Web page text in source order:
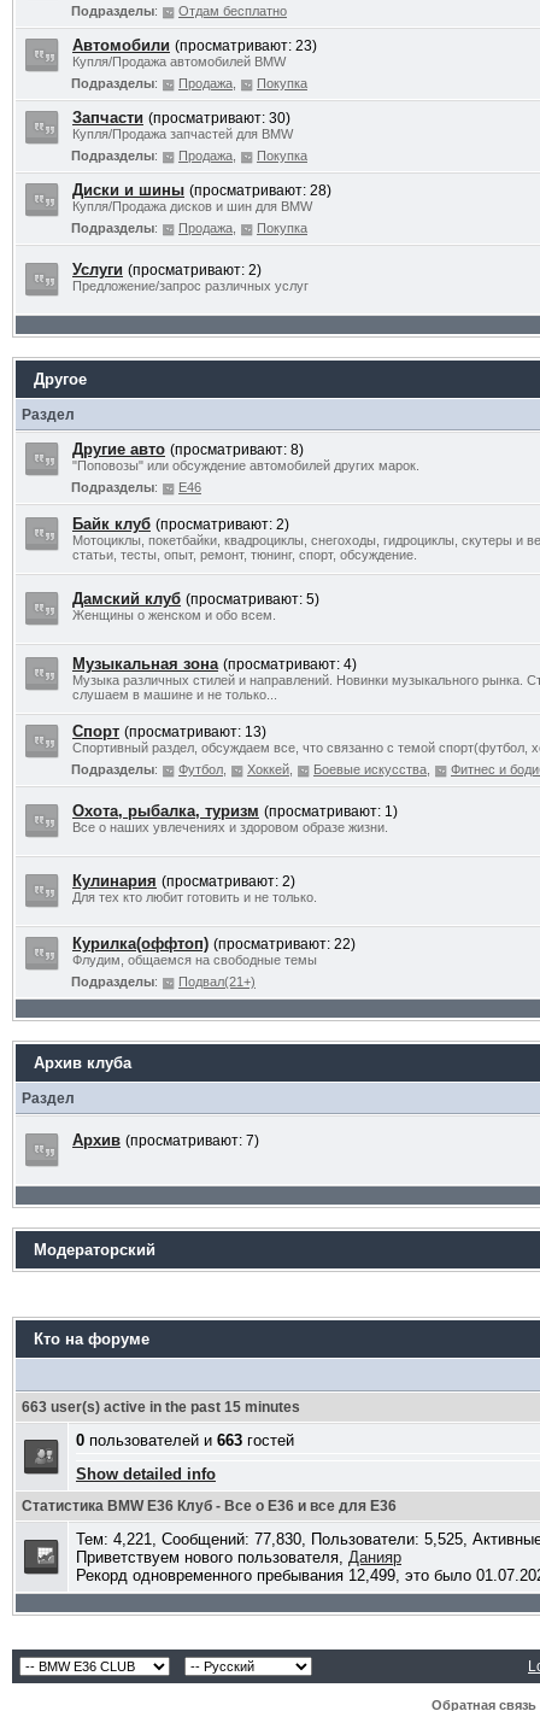
Подразделы: Отдам бесплатно
Автомобили (просматривают: 23)
Купля/Продажа автомобилей BMW
Подразделы: Продажа, Покупка
Запчасти (просматривают: 30)
Купля/Продажа запчастей для BMW
Подразделы: Продажа, Покупка
Диски и шины (просматривают: 28)
Купля/Продажа дисков и шин для BMW
Подразделы: Продажа, Покупка
Услуги (просматривают: 2)
Предложение/запрос различных услуг
Другое
Раздел
Другие авто (просматривают: 8)
"Поповозы" или обсуждение автомобилей других марок.
Подразделы: E46
Байк клуб (просматривают: 2)
Мотоциклы, покетбайки, квадроциклы, снегоходы, гидроциклы, скутеры и
статьи, тесты, опыт, ремонт, тюнинг, спорт, обсуждение.
Дамский клуб (просматривают: 5)
Женщины о женском и обо всем.
Музыкальная зона (просматривают: 4)
Музыка различных стилей и направлений. Новинки музыкального рынка.
слушаем в машине и не только...
Спорт (просматривают: 13)
Спортивный раздел, обсуждаем все, что связанно с темой спорт(футбол,
Подразделы: Футбол, Хоккей, Боевые искусства, Фитнес и
Охота, рыбалка, туризм (просматривают: 1)
Все о наших увлечениях и здоровом образе жизни.
Кулинария (просматривают: 2)
Для тех кто любит готовить и не только.
Курилка(оффтоп) (просматривают: 22)
Флудим, общаемся на свободные темы
Подразделы: Подвал(21+)
Архив клуба
Раздел
Архив (просматривают: 7)
Модераторский
Кто на форуме
663 user(s) active in the past 15 minutes
0пользователей и 663гостей
Show detailed info
Статистика BMW E36 Клуб - Все о Е36 и все для Е36
Тем: 4,221, Сообщений: 77,830, Пользователи: 5,525,
Приветствуем нового пользователя, Данияр
Рекорд одновременного пребывания 12,499, это было
Обратная связь